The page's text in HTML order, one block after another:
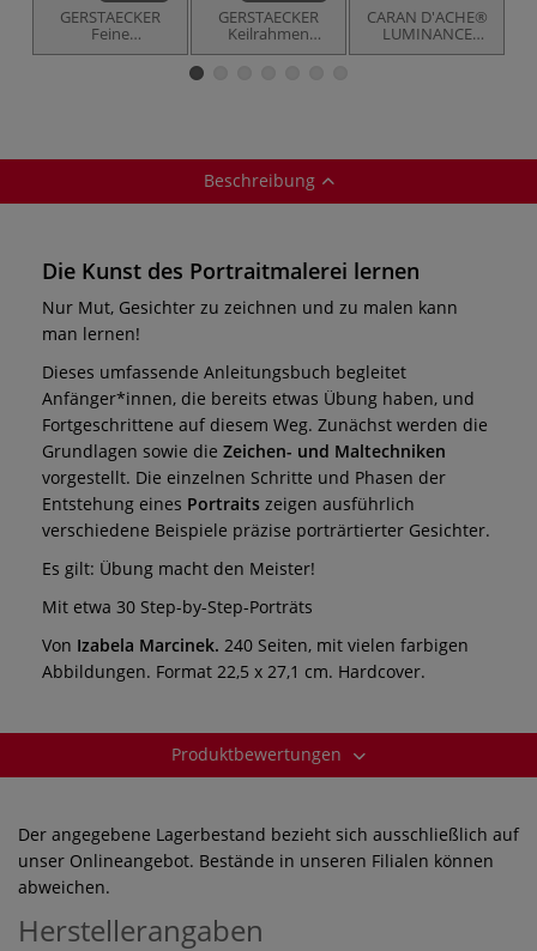
GERSTAECKER
Feine
Künstlerölfarbe
GERSTAECKER
Keilrahmen
Portrait
CARAN D'ACHE®
LUMINANCE
6901® Portrait-
Beschreibung
Die Kunst des Portraitmalerei lernen
Nur Mut, Gesichter zu zeichnen und zu malen kann
man lernen!
Dieses umfassende Anleitungsbuch begleitet
Anfänger*innen, die bereits etwas Übung haben, und
Fortgeschrittene auf diesem Weg. Zunächst werden die
Grundlagen sowie die Zeichen- und Maltechniken
vorgestellt. Die einzelnen Schritte und Phasen der
Entstehung eines Portraits zeigen ausführlich
verschiedene Beispiele präzise porträrtierter Gesichter.
Es gilt: Übung macht den Meister!
Mit etwa 30 Step-by-Step-Porträts
Von Izabela Marcinek. 240 Seiten, mit vielen farbigen
Abbildungen. Format 22,5 x 27,1 cm. Hardcover.
Produktbewertungen
Der angegebene Lagerbestand bezieht sich ausschließlich auf
unser Onlineangebot. Bestände in unseren Filialen können
abweichen.
Herstellerangaben